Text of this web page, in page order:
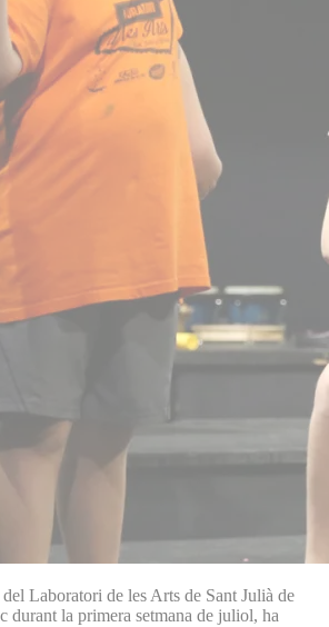
Laboratori de les Arts de Sant Julià de
durant la primera setmana de juliol, ha